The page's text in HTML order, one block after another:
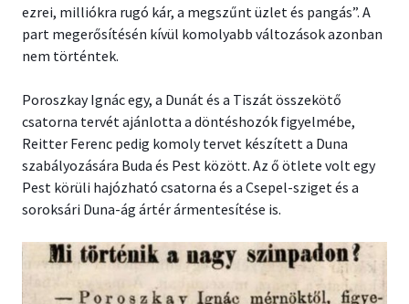
ezrei, milliókra rugó kár, a megszűnt üzlet és pangás”. A
part megerősítésén kívül komolyabb változások azonban
nem történtek.
Poroszkay Ignác egy, a Dunát és a Tiszát összekötő
csatorna tervét ajánlotta a döntéshozók figyelmébe,
Reitter Ferenc pedig komoly tervet készített a Duna
szabályozására Buda és Pest között. Az ő ötlete volt egy
Pest körüli hajózható csatorna és a Csepel-sziget és a
soroksári Duna-ág ártér ármentesítése is.